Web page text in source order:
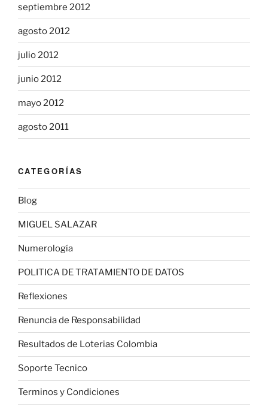
septiembre 2012
agosto 2012
julio 2012
junio 2012
mayo 2012
agosto 2011
CATEGORÍAS
Blog
MIGUEL SALAZAR
Numerología
POLITICA DE TRATAMIENTO DE DATOS
Reflexiones
Renuncia de Responsabilidad
Resultados de Loterias Colombia
Soporte Tecnico
Terminos y Condiciones